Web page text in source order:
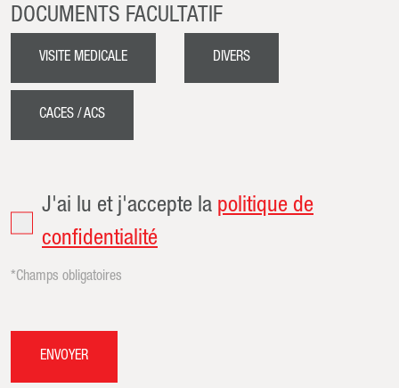
DOCUMENTS FACULTATIF
VISITE MEDICALE DIVERS
CACES / ACS
J'ai lu et j'accepte la politique de
confidentialité
*Champs obligatoires
ENVOYER